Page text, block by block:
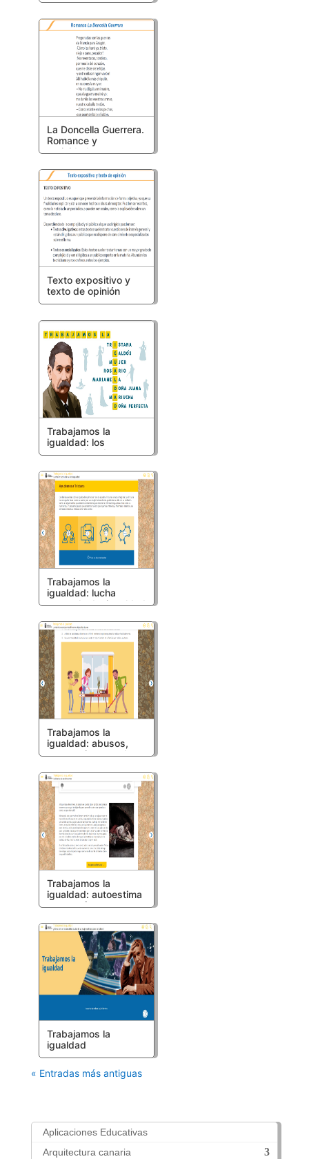
La Doncella Guerrera.
Romance y
actividades
Texto expositivo y
texto de opinión
Trabajamos la
igualdad: los
personajes de
Trabajamos la
igualdad: lucha
contra la desigualdad
Trabajamos la
igualdad: abusos,
estereotipos y roles
Trabajamos la
igualdad: autoestima
y empatía
Trabajamos la
igualdad
« Entradas más antiguas
Aplicaciones Educativas
Arquitectura canaria